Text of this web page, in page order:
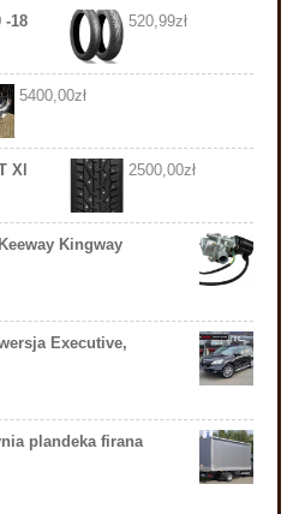
-18 520,99zł
5400,00zł
Xl 2500,00zł
Kingway
Executive,
plandeka firana